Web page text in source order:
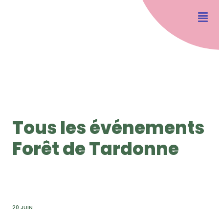
Tous les événements
Forêt de Tardonne
20 JUIN